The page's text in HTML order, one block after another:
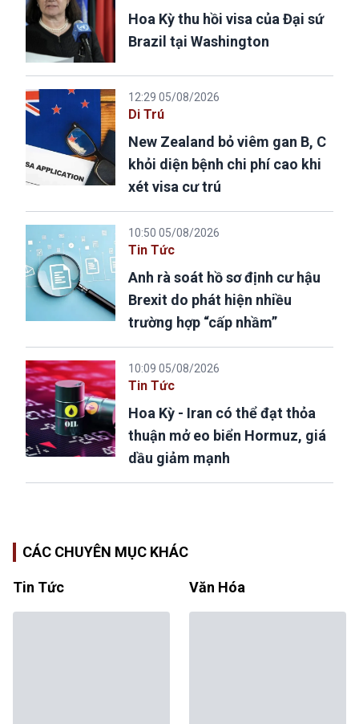
Hoa Kỳ thu hồi visa của Đại sứ
Brazil tại Washington
12:29 05/08/2026
Di Trú
New Zealand bỏ viêm gan B, C
khỏi diện bệnh chi phí cao khi
xét visa cư trú
10:50 05/08/2026
Tin Tức
Anh rà soát hồ sơ định cư hậu
Brexit do phát hiện nhiều
trường hợp “cấp nhầm”
10:09 05/08/2026
Tin Tức
Hoa Kỳ - Iran có thể đạt thỏa
thuận mở eo biển Hormuz, giá
dầu giảm mạnh
CÁC CHUYÊN MỤC KHÁC
Tin Tức Văn Hóa